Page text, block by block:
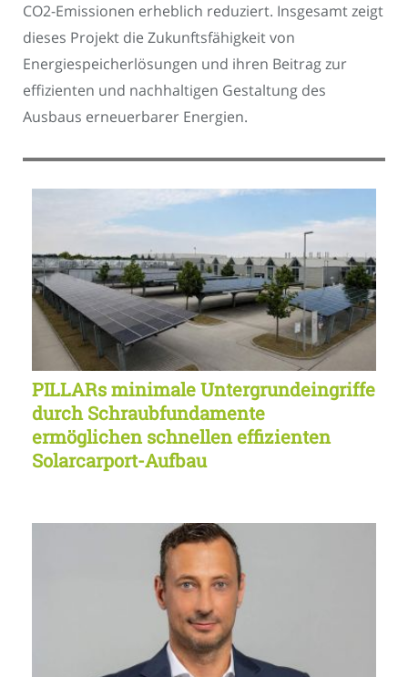
CO2-Emissionen erheblich reduziert. Insgesamt zeigt
dieses Projekt die Zukunftsfähigkeit von
Energiespeicherlösungen und ihren Beitrag zur
effizienten und nachhaltigen Gestaltung des
Ausbaus erneuerbarer Energien.
PILLARs minimale Untergrundeingriffe
durch Schraubfundamente
ermöglichen schnellen effizienten
Solarcarport-Aufbau